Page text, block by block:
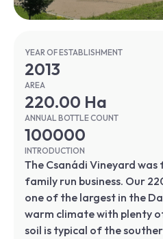
YEAR OF ESTABLISHMENT
2013
AREA
220.00 Ha
ANNUAL BOTTLE COUNT
100000
INTRODUCTION
The Csanádi Vineyard was
family run business. Our
one of the largest in the
warm climate with plenty
soil is typical of the